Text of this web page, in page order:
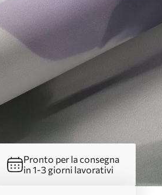
Pronto per la consegna
in 1-3 giorni lavorativi